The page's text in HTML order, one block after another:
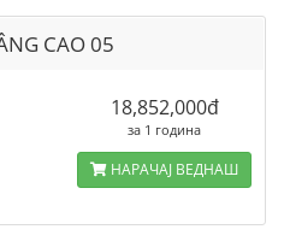
CAO 05
18,852,000đ
за 1 година
НАРАЧАЈ ВЕДНАШ